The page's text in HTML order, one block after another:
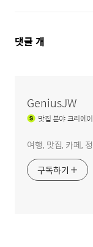
댓
댓글 개
GeniusJW
맛집분야 크리에
여행, 맛집, 카페,
구독하기